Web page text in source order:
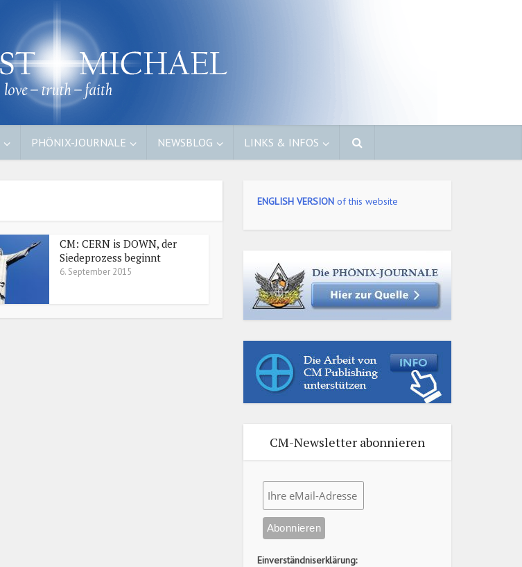
PHÖNIX-JOURNALE NEWSBLOG LINKS & INFOS
CM: CERN is DOWN, der
Siedeprozess beginnt
6. September 2015
ENGLISH VERSION of this website
CM-Newsletter abonnieren
Einverständniserklärung: